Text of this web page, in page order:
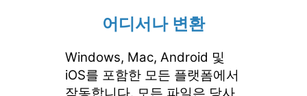
어디서나 변환
Windows, Mac, Android 및
iOS를 포함한 모든 플랫폼에서